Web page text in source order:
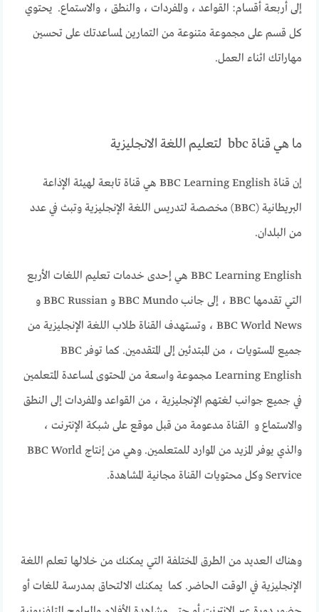
إلى أربعة أقسام: القواعد ، والمفردات ، والنطق ، والاستماع. يحتوي
كل قسم على مجموعة متنوعة من التمارين لمساعدتك على تحسين
مهاراتك اثناء العمل.
ما هي قناة bbc لتعليم اللغة الانجليزية
إن قناة BBC Learning English هي قناة تابعة لهيئة الإذاعة
البريطانية (BBC) مخصصة لتدريس اللغة الإنجليزية وتبث في عدد
من البلدان.
BBC Learning English هي إحدى خدمات تعليم اللغات الأربع
التي تقدمها BBC ، إلى جانب BBC Mundo و BBC Russian و
BBC World News ، وتستهدف القناة طلاب اللغة الإنجليزية من
جميع المستويات ، من المبتدئين إلى المتقدمين. كما توفر BBC
Learning English مجموعة واسعة من المحتوى لمساعدة المتعلمين
في جميع جوانب لغتهم الإنجليزية ، من القواعد والمفردات إلى النطق
والاستماع و القناة مدعومة من قبل موقع على شبكة الإنترنت ،
والذي يوفر المزيد من الموارد للمتعلمين. وهي من إنتاج BBC World
Service وكل محتويات القناة مجانية المشاهدة.
وهناك العديد من الطرق المختلفة التي يمكنك من خلالها تعلم اللغة
الإنجليزية في الوقت الحاضر. كما يمكنك الالتحاق بمدرسة للغات أو